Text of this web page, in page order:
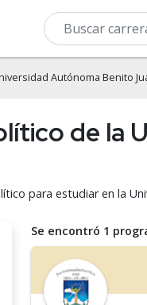
Autónoma Benito
de la
para estudiar en la
Se encontró 1